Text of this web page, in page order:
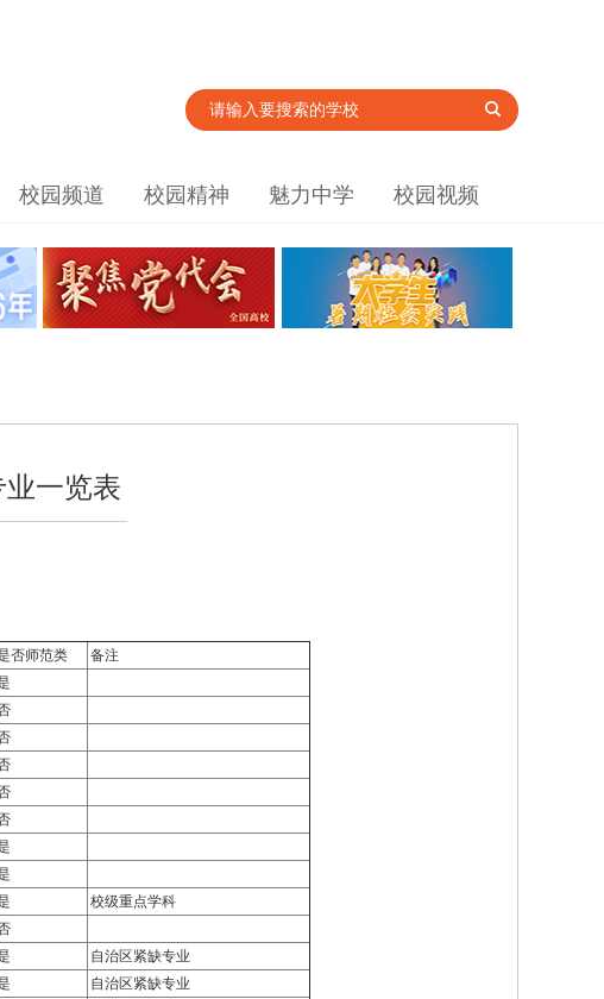
校园频道 校园精神 魅力中学 校园视频
一览表
否师范类 备注
校级重点学科
自治区紧缺专业
自治区紧缺专业